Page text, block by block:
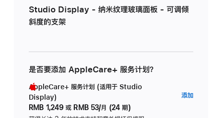
Studio Display - 纳米纹理玻璃面板 - 可调倾
斜度的支架
是否要添加 AppleCare+ 服务计划？
AppleCare+ 服务计划 (适用于 Studio
Display)
RMB 1,249 或 RMB 53/月 (24 期)
添加